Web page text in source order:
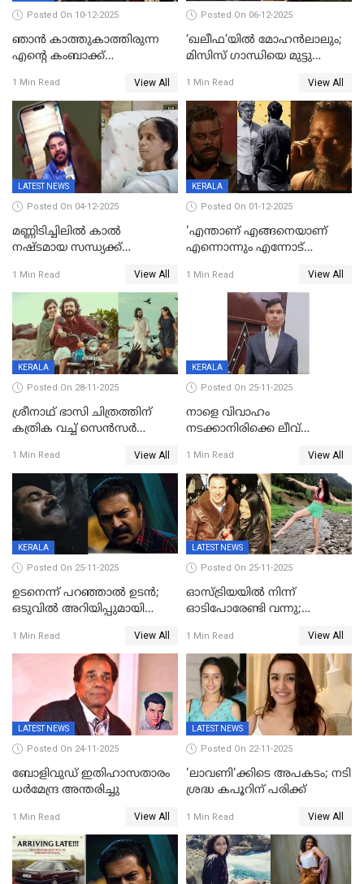
Posted On 10-12-2025
ഞാന്‍ കാത്തുകാത്തിരുന്ന
എന്റെ കംബാക്ക്
പുറത്ത്
1 Min Read View All
Posted On 06-12-2025
‘ഖലീഫ’യിൽ മോഹൻലാലും;
മിസിസ് ഗാന്ധിയെ മുട്ടു
അഹമ്മദ് അലിയായെത്തും
1 Min Read View All
LATEST NEWS
Posted On 04-12-2025
മണ്ണിടിച്ചിലിൽ കാല്‍
നഷ്ടമായ സന്ധ്യക്ക്
വീഡിയോകോൾ;
കൃത്രിമക്കാല്‍ നല്‍കാമെന്ന്
താരം, വീട്
നിര്‍മിക്കുന്നതിനുള്ള
ഇടപെടലും നടത്തും
1 Min Read View All
KERALA
Posted On 01-12-2025
'എന്താണ് എങ്ങനെയാണ്
എന്നൊന്നും എന്നോട്
താനുമുണ്ടെന്ന് വിനായകൻ
1 Min Read View All
KERALA
Posted On 28-11-2025
ശ്രീനാഥ് ഭാസി ചിത്രത്തിന്
കത്രിക വച്ച് സെൻസർ
മാറ്റണം';പൊങ്കാല റിലീസ് മാറ്റി
1 Min Read View All
KERALA
Posted On 25-11-2025
നാളെ വിവാഹം
നടക്കാനിരിക്കെ ലീവ്
സൂപ്പർവൈസർ
ജീവനൊടുക്കി
1 Min Read View All
KERALA
Posted On 25-11-2025
ഉടനെന്ന് പറഞ്ഞാൽ ഉടൻ;
ഒടുവിൽ അറിയിപ്പുമായി
റിലീസ് തീയതി പുറത്ത്
1 Min Read View All
LATEST NEWS
Posted On 25-11-2025
ഓസ്ട്രിയയിൽ നിന്ന്
ഓടിപോരേണ്ടി വന്നു;
ശാരീരികമായും ഉപദ്രവിച്ചു;
ഭർത്താവിനെതിരെ 50 കോടി
രൂപ നഷ്ടപരിഹാരം
ആവശ്യപ്പെട്ട് മുൻ മിസ് ഇന്ത്യ
1 Min Read View All
LATEST NEWS
Posted On 24-11-2025
ബോളിവുഡ് ഇതിഹാസതാരം
ധർമേന്ദ്ര അന്തരിച്ചു
1 Min Read View All
LATEST NEWS
Posted On 22-11-2025
'ലാവണി'ക്കിടെ അപകടം; നടി
ശ്രദ്ധ കപൂറിന് പരിക്ക്
1 Min Read View All